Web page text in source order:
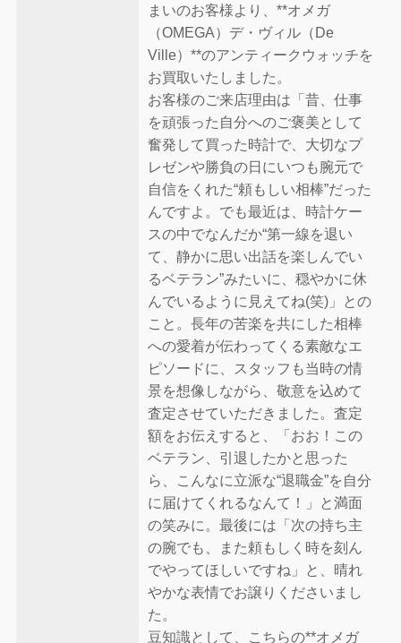
まいのお客様より、**オメガ
（OMEGA）デ・ヴィル（De
Ville）**のアンティークウォッチを
お買取いたしました。
お客様のご来店理由は「昔、仕事
を頑張った自分へのご褒美として
奮発して買った時計で、大切なプ
レゼンや勝負の日にいつも腕元で
自信をくれた“頼もしい相棒”だった
んですよ。でも最近は、時計ケー
スの中でなんだか“第一線を退い
て、静かに思い出話を楽しんでい
るベテラン”みたいに、穏やかに休
んでいるように見えてね(笑)」との
こと。長年の苦楽を共にした相棒
への愛着が伝わってくる素敵なエ
ピソードに、スタッフも当時の情
景を想像しながら、敬意を込めて
査定させていただきました。査定
額をお伝えすると、「おお！この
ベテラン、引退したかと思った
ら、こんなに立派な“退職金”を自分
に届けてくれるなんて！」と満面
の笑みに。最後には「次の持ち主
の腕でも、また頼もしく時を刻ん
でやってほしいですね」と、晴れ
やかな表情でお譲りくださいまし
た。
豆知識として、こちらの**オメガ